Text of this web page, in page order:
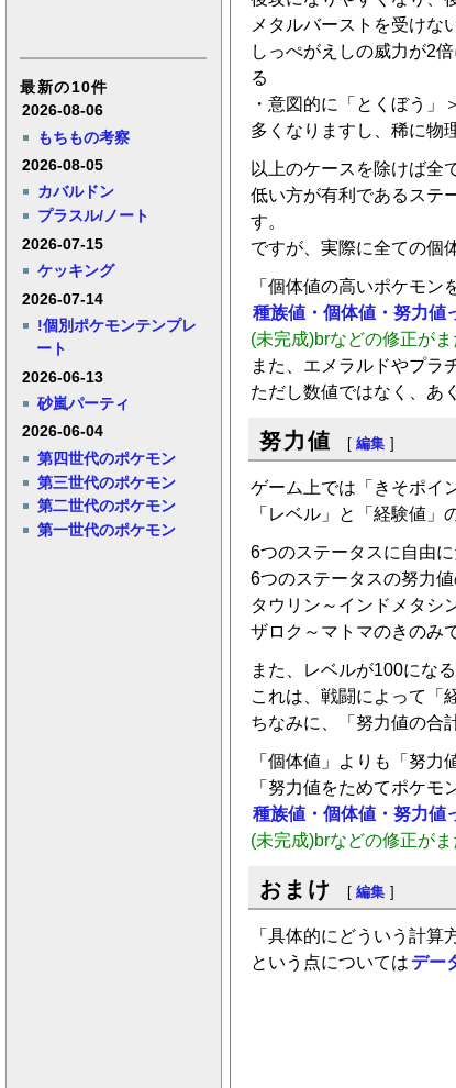
最新の10件
2026-08-06
もちもの考察
2026-08-05
カバルドン
プラスル/ノート
2026-07-15
ケッキング
2026-07-14
!個別ポケモンテンプレ
ート
2026-06-13
砂嵐パーティ
2026-06-04
第四世代のポケモン
第三世代のポケモン
第二世代のポケモン
第一世代のポケモン
メタルバーストを受けな
しっぺがえしの威力が2
る
・意図的に「とくぼう
多くなりますし、稀に物
以上のケースを除けば全
低い方が有利であるステ
す。
ですが、実際に全ての個
「個体値の高いポケモ
種族値・個体値・努力値
(未完成)brなどの修正が
また、エメラルドやプラ
ただし数値ではなく、あ
努力値 [ 編集 ]
ゲーム上では「きそポイ
「レベル」と「経験値」
6つのステータスに自由
6つのステータスの努力
タウリン～インドメタシ
ザロク～マトマのきのみ
また、レベルが100にな
これは、戦闘によって「
ちなみに、「努力値の合
「個体値」よりも「努力
「努力値をためてポケ
種族値・個体値・努力値
(未完成)brなどの修正が
おまけ [ 編集 ]
「具体的にどういう計算
という点については デー